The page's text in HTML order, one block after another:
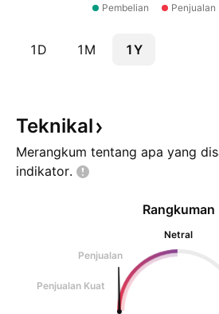
Pembelian Penjualan
1D 1M 1Y
Teknikal
Merangkum tentang apa yang
indikator.
Rangkuman
Netral
Penjualan
Penjualan Kuat